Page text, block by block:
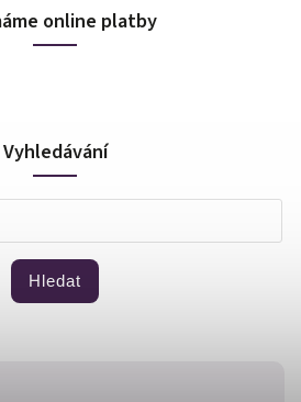
online platby
Vyhledávání
Hledat